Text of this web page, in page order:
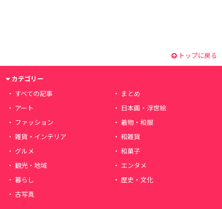
トップに戻る
カテゴリー
すべての記事
まとめ
アート
日本画・浮世絵
ファッション
着物・和服
雑貨・インテリア
和雑貨
グルメ
和菓子
観光・地域
エンタメ
暮らし
歴史・文化
古写真